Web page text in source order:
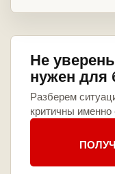
Не
нужен для
Разберем
критичны именно